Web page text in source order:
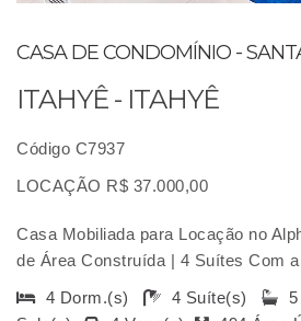
CASA DE CONDOMÍNIO -
ITAHYÊ - ITAHYÊ
Código C7937
LOCAÇÃO R$ 37.000,00
Casa Mobiliada para Locação no
de Área Construída | 4 Suítes Com
4 Dorm.(s)
4 Suíte(s)